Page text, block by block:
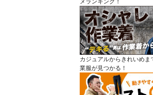
メランキング！
カジュアルからきれいめま
業服が見つかる！